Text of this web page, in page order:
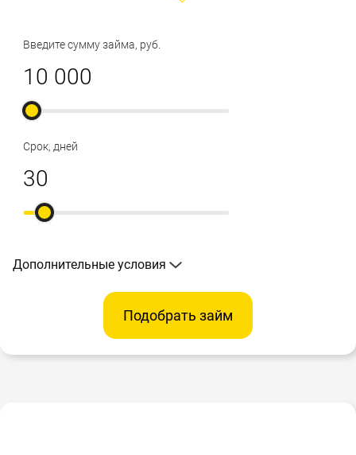
Введите сумму займа, руб.
Срок, дней
Дополнительные условия
Подобрать займ